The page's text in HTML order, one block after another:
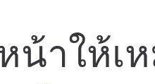
น้าให้เ